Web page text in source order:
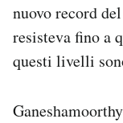
nuovo record
resisteva fino a
questi livelli